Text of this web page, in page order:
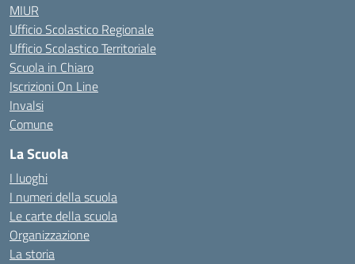
MIUR
Ufficio Scolastico Regionale
Ufficio Scolastico Territoriale
Scuola in Chiaro
Iscrizioni On Line
Invalsi
Comune
La Scuola
I luoghi
I numeri della scuola
Le carte della scuola
Organizzazione
La storia